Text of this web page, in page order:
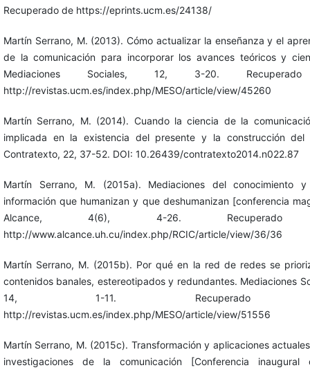
Recuperado de https://eprints.ucm.es/24138/
Martín Serrano, M. (2013). Cómo actualizar la enseñanza y el
de la comunicación para incorporar los avances teóricos y
Mediaciones Sociales, 12, 3-20.
http://revistas.ucm.es/index.php/MESO/article/view/45260
Martín Serrano, M. (2014). Cuando la ciencia de la
implicada en la existencia del presente y la construcción del
Contratexto, 22, 37-52. DOI: 10.26439/contratexto2014.n022.87
Martín Serrano, M. (2015a). Mediaciones del conocimiento
información que humanizan y que deshumanizan [conferencia
Alcance, 4(6), 4-26.
http://www.alcance.uh.cu/index.php/RCIC/article/view/36/36
Martín Serrano, M. (2015b). Por qué en la red de redes se
contenidos banales, estereotipados y redundantes. Mediaciones
14, 1-11. Recuperado
http://revistas.ucm.es/index.php/MESO/article/view/51556
Martín Serrano, M. (2015c). Transformación y aplicaciones
investigaciones de la comunicación [Conferencia inaugural